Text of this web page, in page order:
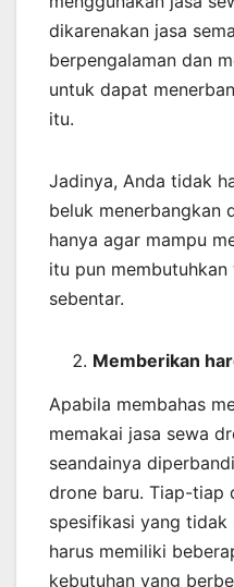
dikarenakan jasa
berpengalaman dan
untuk dapat
itu.
Jadinya, Anda tidak
beluk menerbangkan
hanya agar mampu
itu pun
sebentar.
Memberikan
Apabila membahas
memakai jasa sewa
seandainya
drone baru. Tiap-tiap
spesifikasi yang tidak
harus memiliki
kebutuhan yang